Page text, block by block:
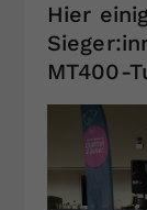
Hier
MT400-